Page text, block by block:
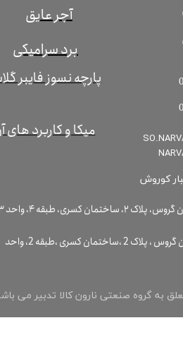
به گروه صنعتی نارون کالا تدبیر می
طبقه ۴، واحد ۱۳
آجر عایق
برد سرامیکی
پارچه نسوز فایبر
میکا و کاربرد های
دفتر مرکزی: تهران ،خیابان مطهری ، بعداز خیابان سلیمان خاطر،خیابان اورامان،خیابان گروس ، پلاک 2 ،ساختمان کسری ،طبقه 2، واحد